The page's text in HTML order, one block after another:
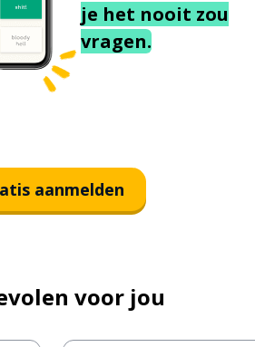
je het nooit zou
vragen.
aanmelden
voor jou